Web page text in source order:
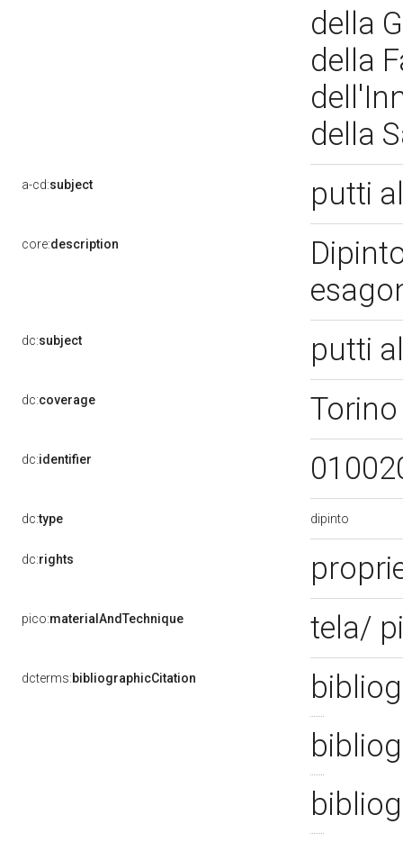
della
della
della
a-cd:subject putti
core:description
dc:subject putti
dc:coverage
dc:identifier
dc:type dipinto
dc:rights
pico:materialAndTechnique tela/
dcterms:bibliographicCitation